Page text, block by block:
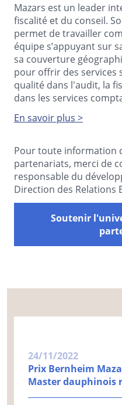
Mazars est un leader
fiscalité et du conseil.
permet de travailler
équipe s’appuyant sur
sa couverture
pour offrir des services
qualité dans l'audit, la
dans les services
En savoir plus >
Pour toute information
partenariats, merci de
responsable du
Direction des Relations
Soutenir
24/11/2022
Prix Bernheim
Master dauphinois